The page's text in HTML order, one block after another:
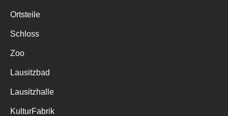
Ortsteile
Schloss
Zoo
Lausitzbad
Lausitzhalle
KulturFabrik